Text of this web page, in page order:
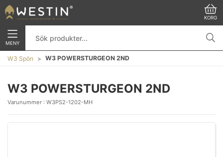
KORG
MENY
W3 Spön W3 POWERSTURGEON 2ND
W3 POWERSTURGEON 2ND
Varunummer : W3PS2-1202-MH